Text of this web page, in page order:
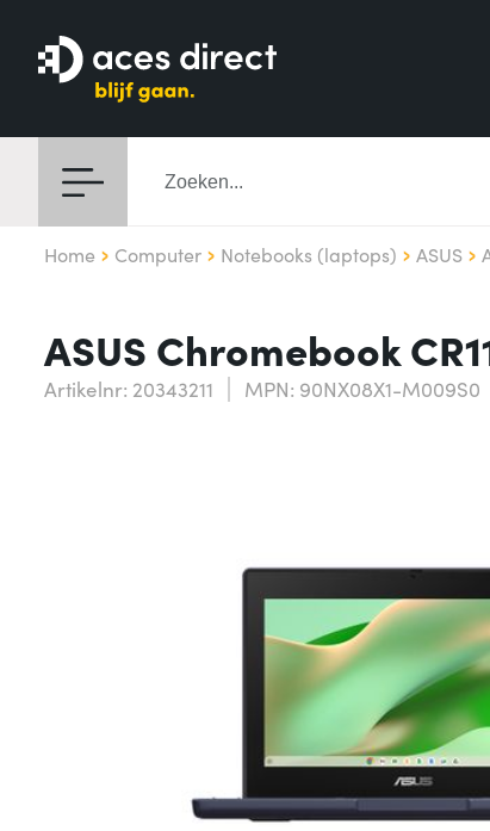
Home Computer Notebooks (laptops) ASUS
ASUS Chromebook
Artikelnr: 20343211 MPN: 90NX08X1-M009S0